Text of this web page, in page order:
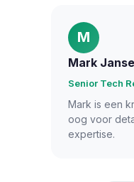
M
Mark
Senior Tech
Mark is een
oog voor
expertise.